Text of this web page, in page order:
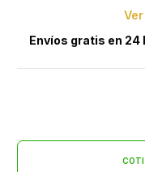
Envíos gratis en 24